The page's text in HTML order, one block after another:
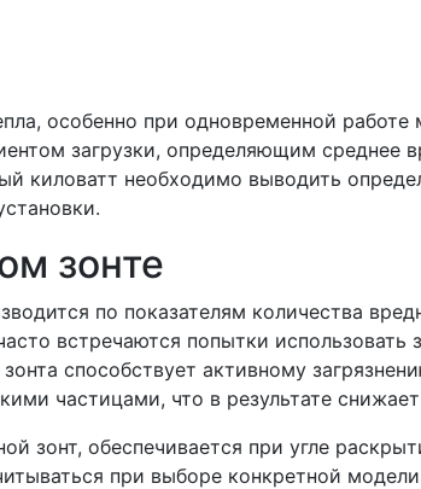
особенно при одновременной работе
загрузки, определяющим среднее
необходимо выводить
зонте
по показателям количества
встречаются попытки использовать
способствует активному
частицами, что в результате
зонт, обеспечивается при угле
при выборе конкретной